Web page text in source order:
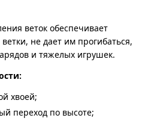
веток обеспечивает
не дает им прогибаться,
и тяжелых игрушек.
хвоей;
переход по высоте;